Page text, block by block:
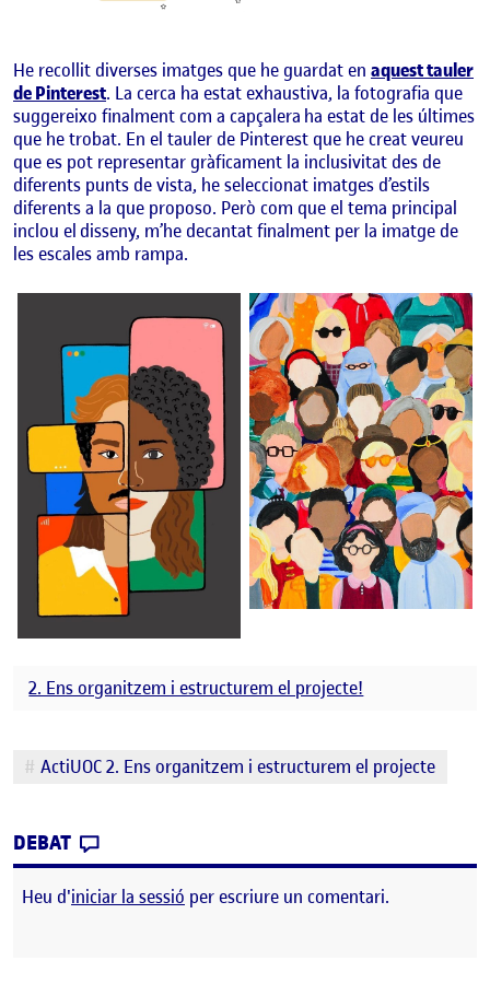
He recollit diverses imatges que he guardat en aquest tauler
de Pinterest. La cerca ha estat exhaustiva, la fotografia que
suggereixo finalment com a capçalera ha estat de les últimes
que he trobat. En el tauler de Pinterest que he creat veureu
que es pot representar gràficament la inclusivitat des de
diferents punts de vista, he seleccionat imatges d’estils
diferents a la que proposo. Però com que el tema principal
inclou el disseny, m’he decantat finalment per la imatge de
les escales amb rampa.
2. Ens organitzem i estructurem el projecte!
Etiquetes
ActiUOC 2. Ens organitzem i estructurem el projecte
DEBAT
Heu d'iniciar la sessió per escriure un comentari.